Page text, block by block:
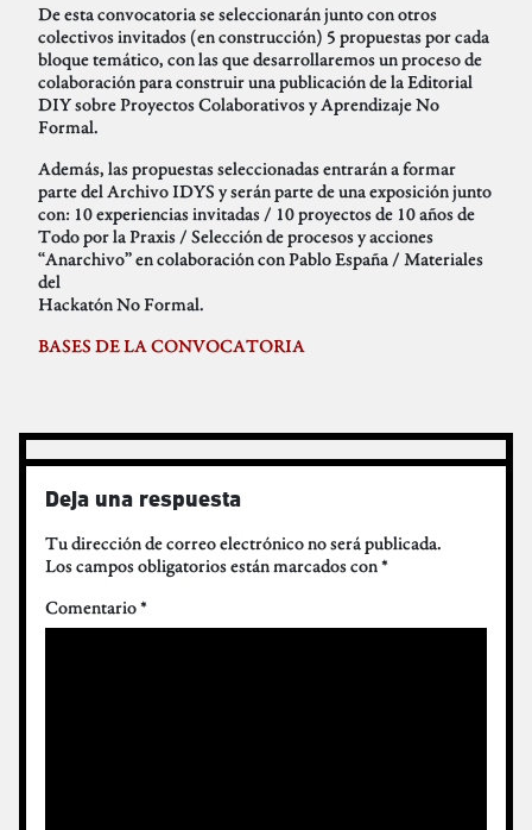
De esta convocatoria se seleccionarán junto con otros
colectivos invitados (en construcción) 5 propuestas por cada
bloque temático, con las que desarrollaremos un proceso de
colaboración para construir una publicación de la Editorial
DIY sobre Proyectos Colaborativos y Aprendizaje No
Formal.
Además, las propuestas seleccionadas entrarán a formar
parte del Archivo IDYS y serán parte de una exposición junto
con: 10 experiencias invitadas / 10 proyectos de 10 años de
Todo por la Praxis / Selección de procesos y acciones
“Anarchivo” en colaboración con Pablo España / Materiales
del
Hackatón No Formal.
BASES DE LA CONVOCATORIA
Deja una respuesta
Tu dirección de correo electrónico no será publicada.
Los campos obligatorios están marcados con*
Comentario*